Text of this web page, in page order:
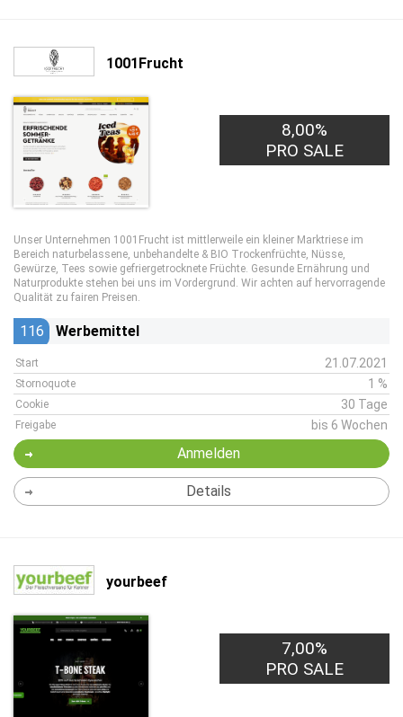
1001Frucht
8,00%
PRO SALE
Unser Unternehmen 1001Frucht ist mittlerweile ein kleiner Marktriese im
Bereich naturbelassene, unbehandelte & BIO Trockenfrüchte, Nüsse,
Gewürze, Tees sowie gefriergetrocknete Früchte. Gesunde Ernährung und
Naturprodukte stehen bei uns im Vordergrund. Wir achten auf hervorragende
Qualität zu fairen Preisen.
116 Werbemittel
Start 21.07.2021
Stornoquote 1 %
Cookie 30 Tage
Freigabe bis 6 Wochen
Anmelden
Details
yourbeef
7,00%
PRO SALE